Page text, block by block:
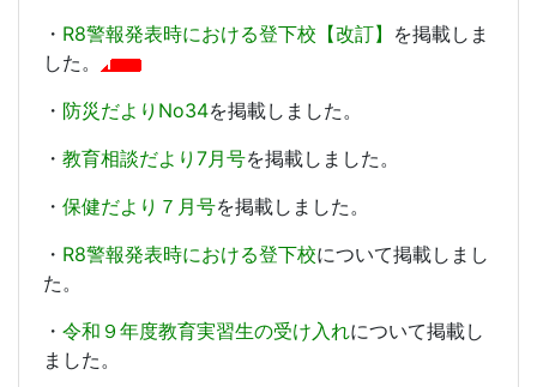
・ R8警報発表時における登下校【改訂】 を掲載しま
した。
・ 防災だよりNo34を掲載しました。
・ 教育相談だより7月号を掲載しました。
・ 保健だより７月号を掲載しました。
・ R8警報発表時における登下校について掲載しまし
た。
・ 令和９年度教育実習生の受け入れについて掲載し
ました。